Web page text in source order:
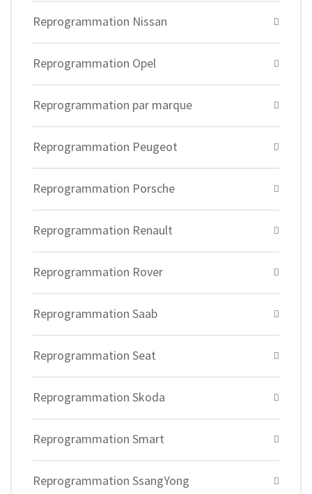
Reprogrammation Nissan
Reprogrammation Opel
Reprogrammation par marque
Reprogrammation Peugeot
Reprogrammation Porsche
Reprogrammation Renault
Reprogrammation Rover
Reprogrammation Saab
Reprogrammation Seat
Reprogrammation Skoda
Reprogrammation Smart
Reprogrammation SsangYong